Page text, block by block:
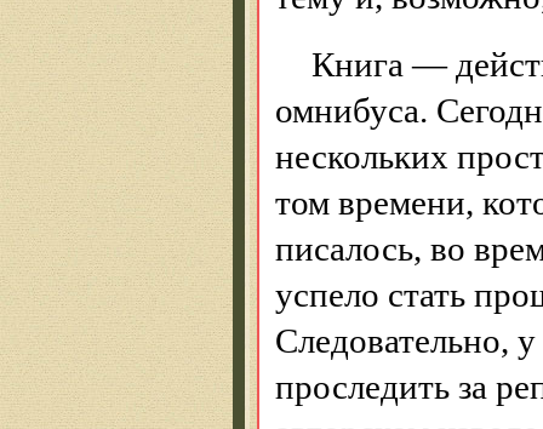
Книга —
омнибуса.
нескольких
том времени,
писалось, во
успело стать
Следовательно,
проследить за